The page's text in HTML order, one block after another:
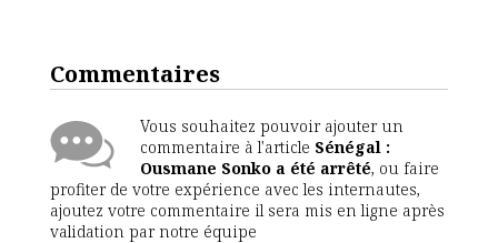
Commentaires
Vous souhaitez pouvoir ajouter un
commentaire à l'article Sénégal :
Ousmane Sonko a été arrêté, ou faire
profiter de votre expérience avec les internautes,
ajoutez votre commentaire il sera mis en ligne après
validation par notre équipe